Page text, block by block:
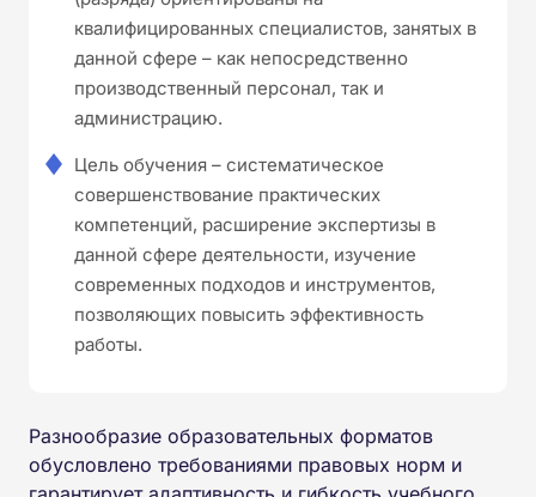
квалифицированных специалистов, занятых в
данной сфере – как непосредственно
производственный персонал, так и
администрацию.
Цель обучения – систематическое
совершенствование практических
компетенций, расширение экспертизы в
данной сфере деятельности, изучение
современных подходов и инструментов,
позволяющих повысить эффективность
работы.
Разнообразие образовательных форматов
обусловлено требованиями правовых норм и